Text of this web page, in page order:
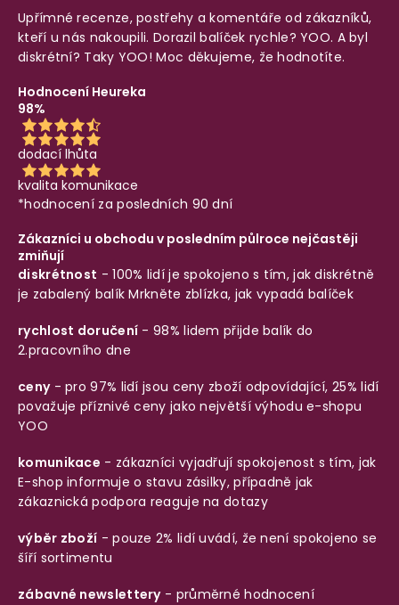
Upřímné recenze, postřehy a komentáře od zákazníků,
kteří u nás nakoupili. Dorazil balíček rychle? YOO. A byl
diskrétní? Taky YOO! Moc děkujeme, že hodnotíte.
Hodnocení Heureka
98%
dodací lhůta
kvalita komunikace
*hodnocení za posledních 90 dní
Zákazníci u obchodu v posledním půlroce nejčastěji
zmiňují
diskrétnost - 100% lidí je spokojeno s tím, jak diskrétně
je zabalený balíkMrkněte zblízka, jak vypadá balíček
rychlost doručení - 98% lidem přijde balík do
2.pracovního dne
ceny- pro 97% lidí jsou ceny zboží odpovídající, 25% lidí
považuje příznivé ceny jako největší výhodu e-shopu
YOO
komunikace - zákazníci vyjadřují spokojenost s tím, jak
E-shop informuje o stavu zásilky, případně jak
zákaznická podpora reaguje na dotazy
výběr zboží - pouze 2% lidí uvádí, že není spokojeno se
šíří sortimentu
zábavné newslettery- průměrné hodnocení